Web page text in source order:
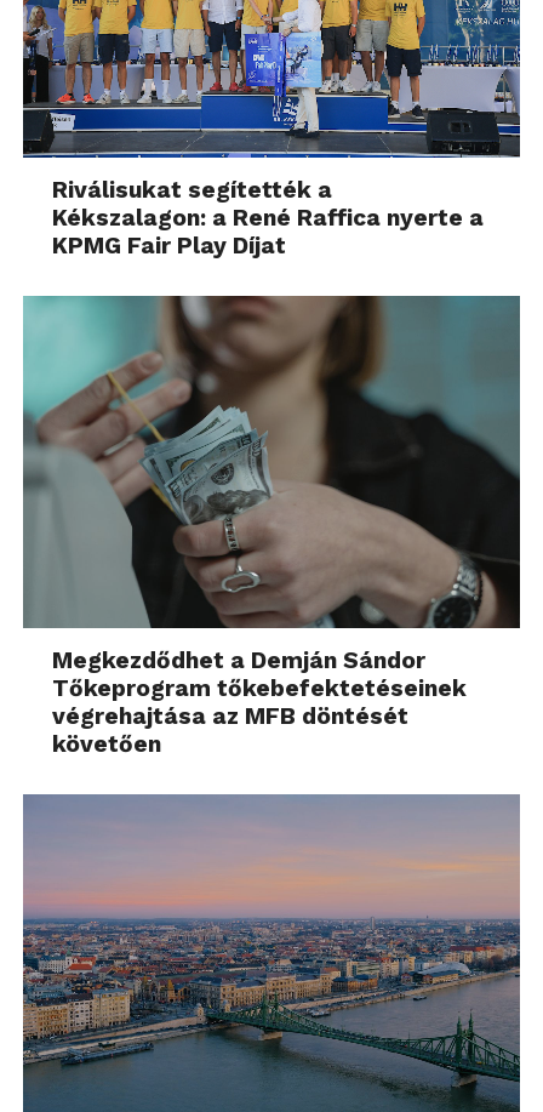
Riválisukat segítették a
Kékszalagon: a René Raffica nyerte a
KPMG Fair Play Díjat
Megkezdődhet a Demján Sándor
Tőkeprogram tőkebefektetéseinek
végrehajtása az MFB döntését
követően